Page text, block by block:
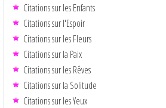
Citations sur les Enfants
Citations sur l'Espoir
Citations sur les Fleurs
Citations sur la Paix
Citations sur les Rêves
Citations sur la Solitude
Citations sur les Yeux